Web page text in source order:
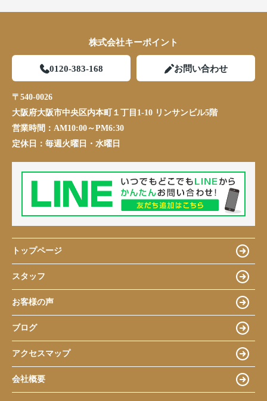
株式会社キーポイント
0120-383-168 お問い合わせ
〒540-0026
大阪府大阪市中央区内本町１丁目1-10 リンサンビル5階
営業時間： AM10:00～PM6:30
定休日： 毎週火曜日・水曜日
トップページ
スタッフ
お客様の声
ブログ
アクセスマップ
会社概要